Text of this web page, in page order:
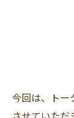
今回は、トー